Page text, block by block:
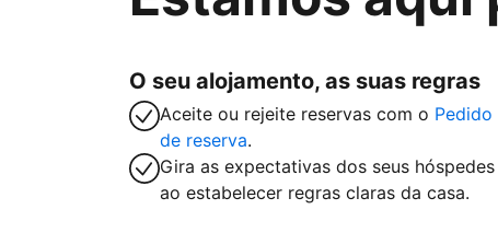
O seu alojamento, as suas regras
Aceite ou rejeite reservas com o Pedido
de reserva.
Gira as expectativas dos seus hóspedes
ao estabelecer regras claras da casa.